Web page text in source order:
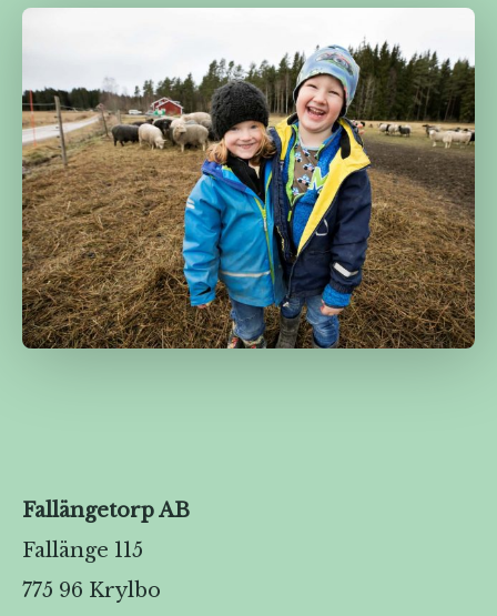
Fallängetorp AB
Fallänge 115
775 96 Krylbo